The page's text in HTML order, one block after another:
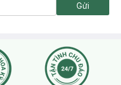
Gửi